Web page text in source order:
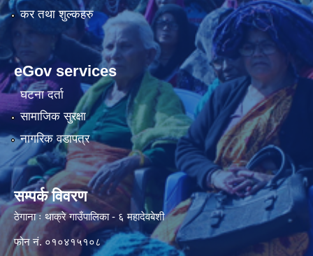
कर तथा शुल्कहरु
eGov services
घटना दर्ता
सामाजिक सुरक्षा
नागरिक वडापत्र
सम्पर्क विवरण
ठेगाना ः थाक्रे गाउँपालिका - ६ महादेवबेशी
फोन नं. ०१०४१५१०८